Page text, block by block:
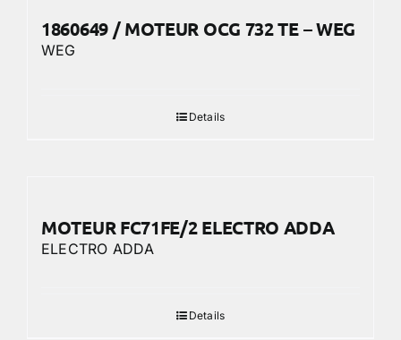
1860649 / MOTEUR OCG 732 TE – WEG
WEG
Details
MOTEUR FC71FE/2 ELECTRO ADDA
ELECTRO ADDA
Details